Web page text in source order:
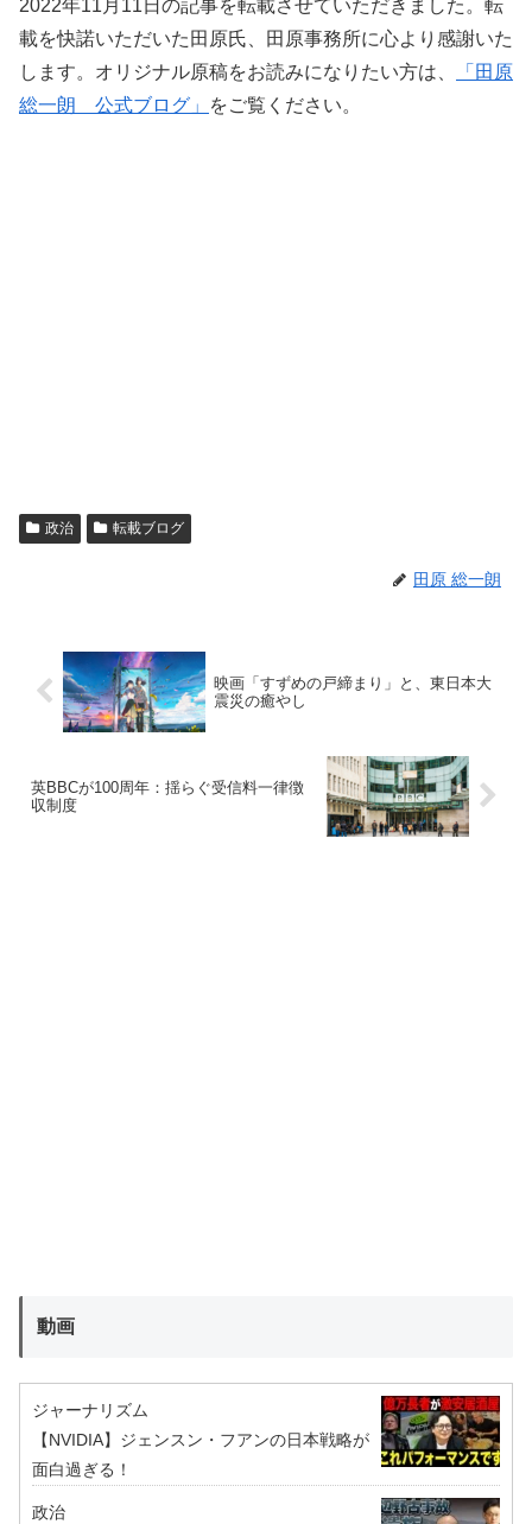
2022年11月11日の記事を転載させていただきました。転
載を快諾いただいた田原氏、田原事務所に心より感謝いた
します。オリジナル原稿をお読みになりたい方は、
「田原
総一朗 公式ブログ」
をご覧ください。
政治 転載ブログ
田原 総一朗
映画「すずめの戸締まり」と、東日本大
震災の癒やし
英BBCが100周年：揺らぐ受信料一律徴
収制度
動画
ジャーナリズム
【NVIDIA】ジェンスン・フアンの日本戦略が
面白過ぎる！
政治